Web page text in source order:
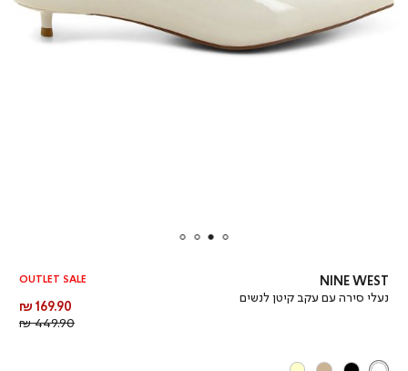
NINE WEST
נעלי סירה עם עקב קיטן לנשים
OUTLET SALE
מחיר
מוצר
169.90 ₪
449.90 ₪